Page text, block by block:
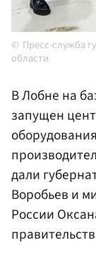
Пресс-служба
области
В Лобне на
запущен
дали
Воробьев и
России